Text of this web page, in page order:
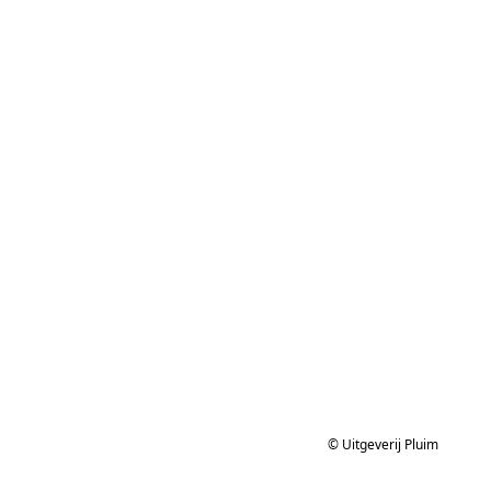
© Uitgeverij Pluim